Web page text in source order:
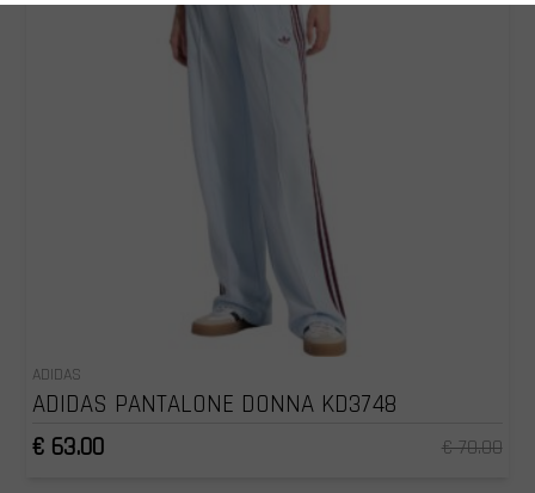
ADIDAS
ADIDAS PANTALONE DONNA KD3748
€ 63.00
€ 70.00